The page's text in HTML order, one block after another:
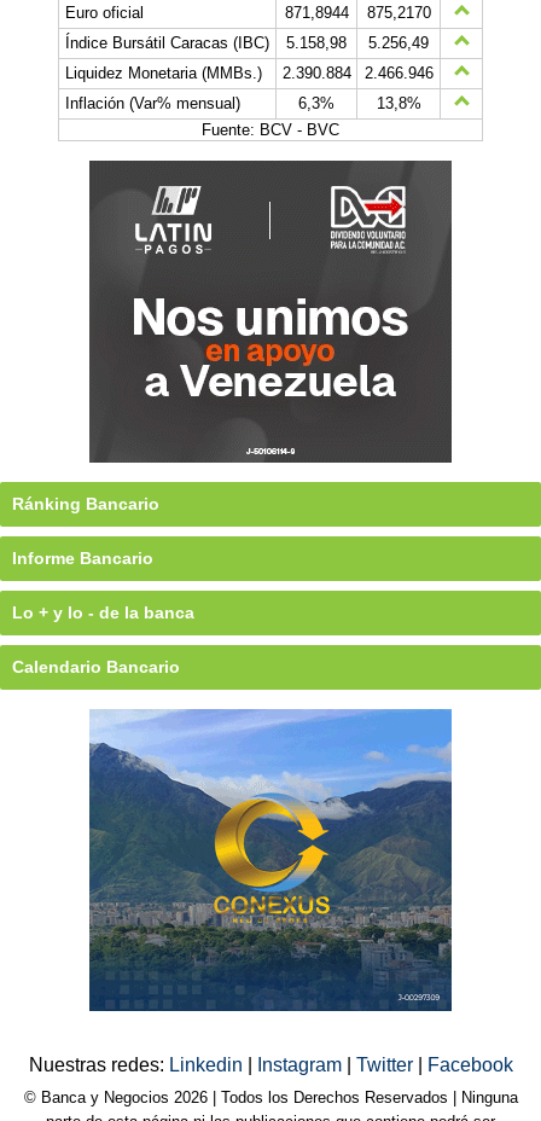
Euro oficial
871,8944
875,2170
Índice Bursátil Caracas (IBC)
5.158,98
5.256,49
Liquidez Monetaria (MMBs.)
2.390.884
2.466.946
Inflación (Var% mensual)
6,3%
13,8%
Fuente: BCV - BVC
Ránking Bancario
Informe Bancario
Lo + y lo - de la banca
Calendario Bancario
Nuestras redes: Linkedin Instagram Twitter Facebook
© Banca y Negocios 2026 | Todos los Derechos Reservados | Ninguna